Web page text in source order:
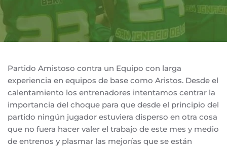
Partido Amistoso contra un Equipo con larga
experiencia en equipos de base como Aristos. Desde el
calentamiento los entrenadores intentamos centrar la
importancia del choque para que desde el principio del
partido ningún jugador estuviera disperso en otra cosa
que no fuera hacer valer el trabajo de este mes y medio
de entrenos y plasmar las mejorías que se están